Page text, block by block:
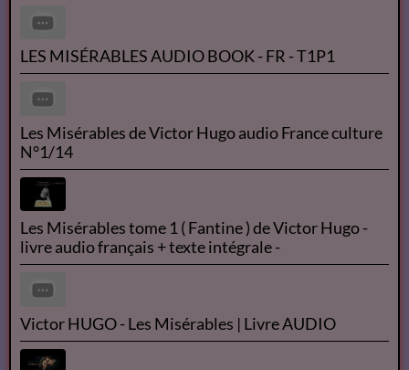
LES MISÉRABLES AUDIO BOOK - FR - T1P1
Les Misérables de Victor Hugo audio France culture
N°1/14
Les Misérables tome 1 ( Fantine ) de Victor Hugo -
livre audio français + texte intégrale -
Victor HUGO - Les Misérables | Livre AUDIO